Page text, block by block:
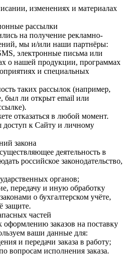
изменениях и материалах
рассылки
на получение рекламно-
мы и/или наши партнёры:
электронные письма или
о нашей продукции, программах
и специальных
таких рассылок (например,
был ли открыт email или
отказаться в любой момент.
доступ к Сайту и личному
закона
деятельность в
российское законодательство,
органов;
передачу и иную обработку
о бухгалтерском учёте,
защите.
частей
заказов на поставку
ваши данные для:
и передачи заказа в работу;
вопросам исполнения заказа.